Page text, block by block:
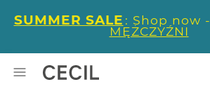
SUMMER SALE : Shop now -
MĘŻCZYŹNI